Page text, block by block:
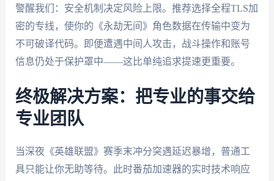
警醒我们：安全机制决定风险上限。推荐选择全程TLS加
密的专线，使你的《永劫无间》角色数据在传输中变为
不可破译代码。即便遭遇中间人攻击，战斗操作和账号
信息仍处于保护罩中——这比单纯追求提速更重要。
终极解决方案：把专业的事交给
专业团队
当深夜《英雄联盟》赛季末冲分突遇延迟暴增，普通工
具只能让你无助等待。此时番茄加速器的实时技术响应